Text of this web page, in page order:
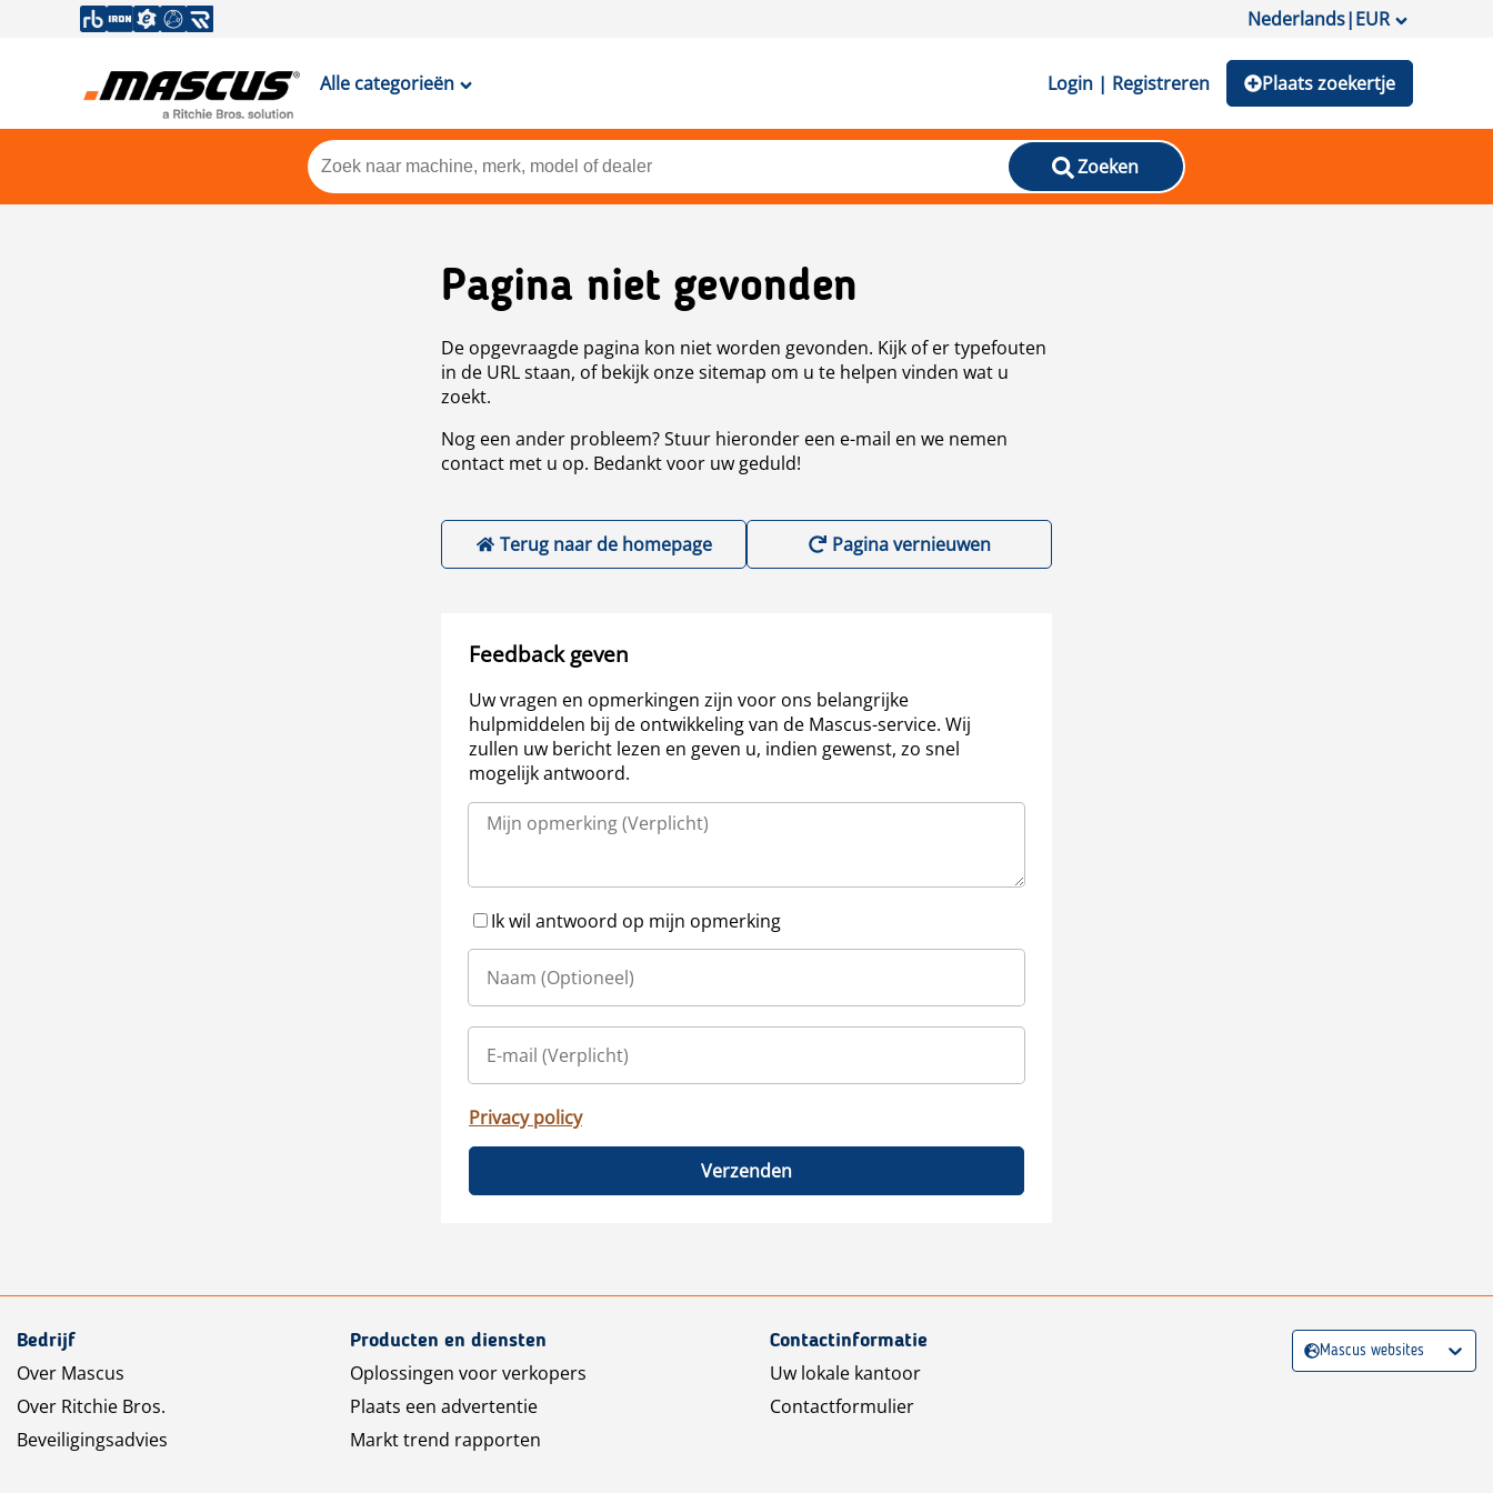
Nederlands|EUR
Alle categorieën Login | Registreren Plaats zoekertje
Zoeken
Pagina niet gevonden
De opgevraagde pagina kon niet worden gevonden. Kijk of er typefouten
in de URL staan, of bekijk onze sitemap om u te helpen vinden wat u
zoekt.
Nog een ander probleem? Stuur hieronder een e-mail en we nemen
contact met u op. Bedankt voor uw geduld!
Terug naar de homepage Pagina vernieuwen
Feedback geven
Uw vragen en opmerkingen zijn voor ons belangrijke
hulpmiddelen bij de ontwikkeling van de Mascus-service. Wij
zullen uw bericht lezen en geven u, indien gewenst, zo snel
mogelijk antwoord.
Ik wil antwoord op mijn opmerking
Privacy policy
Verzenden
Bedrijf
Over Mascus
Over Ritchie Bros.
Beveiligingsadvies
Producten en diensten
Oplossingen voor verkopers
Plaats een advertentie
Markt trend rapporten
Contactinformatie
Uw lokale kantoor
Contactformulier
Mascus websites